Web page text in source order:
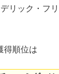
リック・フ
得順位は